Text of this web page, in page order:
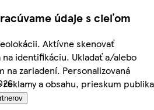
údaje s cieľom
Aktívne skenovať
identifikáciu. Ukladať a/alebo
zariadení. Personalizovaná
a obsahu, prieskum publika